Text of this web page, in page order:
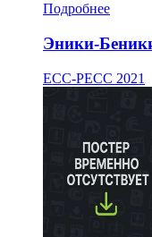
Подробнее
Эники-
ECC-PECC 2021